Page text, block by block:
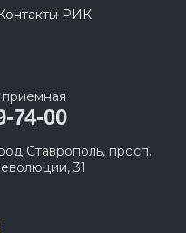
РИК
74-00
Ставрополь, просп.
31